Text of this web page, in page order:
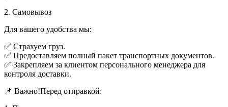
2. Самовывоз
Для вашего удобства мы:
✅ Страхуем груз.
✅ Предоставляем полный пакет транспортных документов.
✅ Закрепляем за клиентом персонального менеджера для
контроля доставки.
📌 Важно!Перед отправкой: